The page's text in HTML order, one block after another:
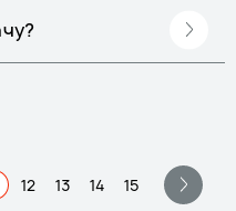
12 13 14 15